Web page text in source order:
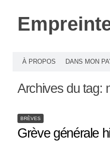
À PROPOS DANS MON
Archives du tag:
BRÈVES
Grève générale